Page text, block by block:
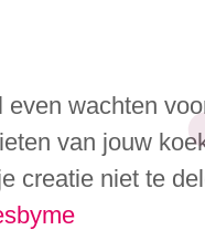
even wachten
van jouw
creatie niet te